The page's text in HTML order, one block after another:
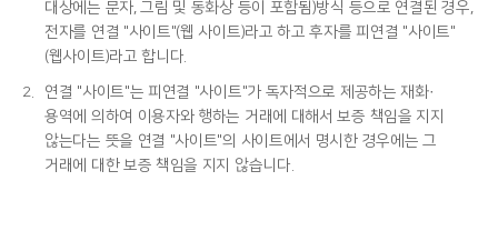
대상에는 문자, 그림 및 동화상 등이 포함됨)방식 등으로 연결된 경우,
전자를 연결 "사이트"(웹 사이트)라고 하고 후자를 피연결 "사이트"
(웹사이트)라고 합니다.
2.
연결 "사이트"는 피연결 "사이트"가 독자적으로 제공하는 재화·
용역에 의하여 이용자와 행하는 거래에 대해서 보증 책임을 지지
않는다는 뜻을 연결 "사이트"의 사이트에서 명시한 경우에는 그
거래에 대한 보증 책임을 지지 않습니다.